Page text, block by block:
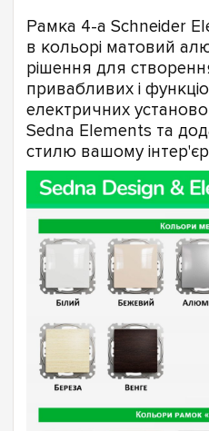
Рамка 4-а Schneider
в кольорі матовий
рішення для
привабливих і
електричних
Sedna Elements та
стилю вашому